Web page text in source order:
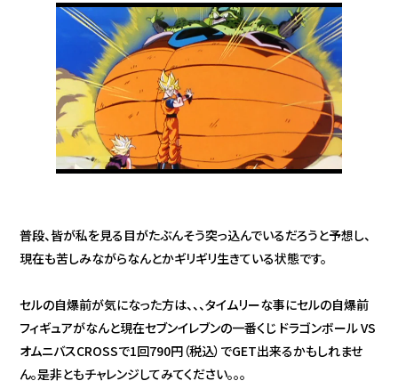
普段、皆が私を見る目がたぶんそう突っ込んでいるだろうと予想し、
現在も苦しみながらなんとかギリギリ生きている状態です。
セルの自爆前が気になった方は、、、タイムリーな事にセルの自爆前
フィギュアがなんと現在セブンイレブンの一番くじ ドラゴンボール VS
オムニバスCROSSで1回790円（税込）でGET出来るかもしれませ
ん。是非ともチャレンジしてみてください。。。